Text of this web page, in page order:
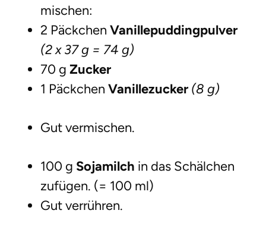
mischen:
2 Päckchen Vanillepuddingpulver
(2 x 37 g = 74 g)
70 g Zucker
1 Päckchen Vanillezucker (8 g)
Gut vermischen.
100 g Sojamilch in das Schälchen
zufügen. (= 100 ml)
Gut verrühren.